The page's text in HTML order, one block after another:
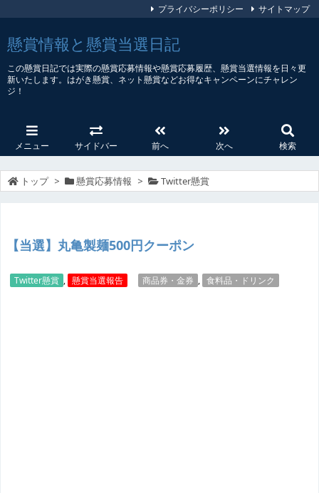
懸賞情報と懸賞当選日記
この懸賞日記では実際の懸賞応募情報や懸賞応募履歴、懸賞当選情報を日々更
新いたします。はがき懸賞、ネット懸賞などお得なキャンペーンにチャレン
ジ！
メニュー サイドバー 前へ 次へ 検索
プライバシーポリシー サイトマップ
トップ > 懸賞応募情報 > Twitter懸賞
【当選】丸亀製麺500円クーポン
Twitter懸賞 , 懸賞当選報告 商品券・金券 , 食料品・ドリンク